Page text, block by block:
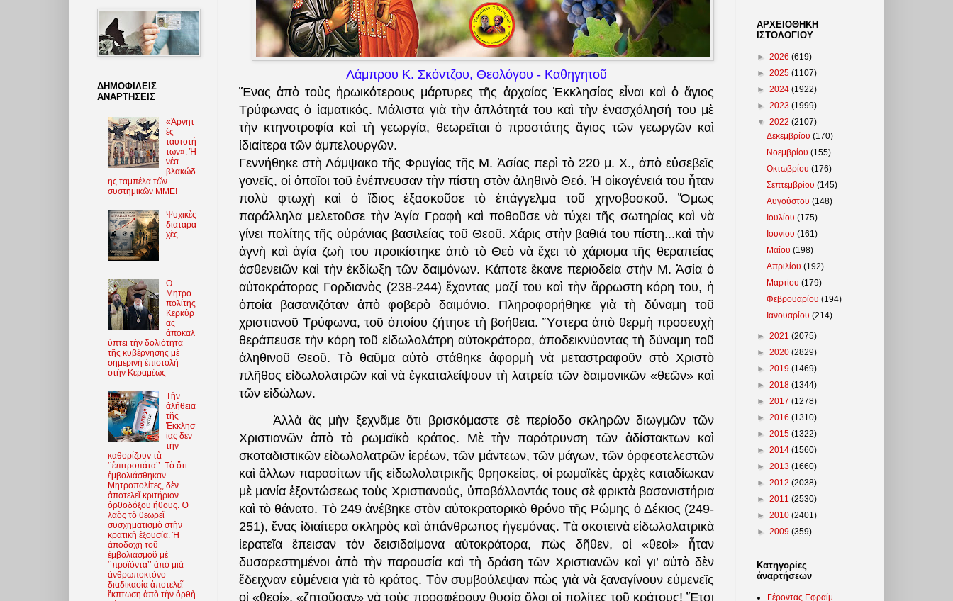
Λάμπρου Κ. Σκόντζου, Θεολόγου - Καθηγητοῦ
Ἕνας ἀπὸ τοὺς ἠρωικότερους μάρτυρες τῆς ἀρχαίας Ἐκκλησίας εἶναι καὶ ὁ ἅγιος
Τρύφωνας ὁ ἰαματικός. Μάλιστα γιὰ τὴν ἁπλότητά του καὶ τὴν ἐνασχόλησή του μὲ
τὴν κτηνοτροφία καὶ τὴ γεωργία, θεωρεῖται ὁ προστάτης ἅγιος τῶν γεωργῶν καὶ
ἰδιαίτερα τῶν ἀμπελουργῶν.
Γεννήθηκε στὴ Λάμψακο τῆς Φρυγίας τῆς Μ. Ἀσίας περὶ τὸ 220 μ. Χ., ἀπὸ εὐσεβεῖς
γονεῖς, οἱ ὁποῖοι τοῦ ἐνέπνευσαν τὴν πίστη στὸν ἀληθινὸ Θεό. Ἡ οἰκογένειά του ἦταν
πολὺ φτωχὴ καὶ ὁ ἴδιος ἐξασκοῦσε τὸ ἐπάγγελμα τοῦ χηνοβοσκοῦ. Ὅμως
παράλληλα μελετοῦσε τὴν Ἁγία Γραφὴ καὶ ποθοῦσε νὰ τύχει τῆς σωτηρίας καὶ νὰ
γίνει πολίτης τῆς οὐράνιας βασιλείας τοῦ Θεοῦ. Χάρις στὴν βαθιά του πίστη...καὶ τὴν
ἁγνὴ καὶ ἁγία ζωὴ του προικίστηκε ἀπὸ τὸ Θεὸ νὰ ἔχει τὸ χάρισμα τῆς θεραπείας
ἀσθενειῶν καὶ τὴν ἐκδίωξη τῶν δαιμόνων. Κάποτε ἔκανε περιοδεία στὴν Μ. Ἀσία ὁ
αὐτοκράτορας Γορδιανὸς (238-244) ἔχοντας μαζί του καὶ τὴν ἄρρωστη κόρη του, ἡ
ὁποία βασανιζόταν ἀπὸ φοβερὸ δαιμόνιο. Πληροφορήθηκε γιὰ τὴ δύναμη τοῦ
χριστιανοῦ Τρύφωνα, τοῦ ὁποίου ζήτησε τὴ βοήθεια. Ὕστερα ἀπὸ θερμὴ προσευχὴ
θεράπευσε τὴν κόρη τοῦ εἰδωλολάτρη αὐτοκράτορα, ἀποδεικνύοντας τὴ δύναμη τοῦ
ἀληθινοῦ Θεοῦ. Τὸ θαῦμα αὐτὸ στάθηκε ἀφορμὴ νὰ μεταστραφοῦν στὸ Χριστὸ
πλῆθος εἰδωλολατρῶν καὶ νὰ ἐγκαταλείψουν τὴ λατρεία τῶν δαιμονικῶν «θεῶν» καὶ
τῶν εἰδώλων.
Ἀλλὰ ἂς μὴν ξεχνᾶμε ὅτι βρισκόμαστε σὲ περίοδο σκληρῶν διωγμῶν τῶν
Χριστιανῶν ἀπὸ τὸ ρωμαϊκὸ κράτος. Μὲ τὴν παρότρυνση τῶν ἀδίστακτων καὶ
σκοταδιστικῶν εἰδωλολατρῶν ἱερέων, τῶν μάντεων, τῶν μάγων, τῶν ὀρφεοτελεστῶν
καὶ ἄλλων παρασίτων τῆς εἰδωλολατρικῆς θρησκείας, οἱ ρωμαϊκὲς ἀρχὲς καταδίωκαν
μὲ μανία ἐξοντώσεως τοὺς Χριστιανούς, ὑποβάλλοντάς τους σὲ φρικτὰ βασανιστήρια
καὶ τὸ θάνατο. Τὸ 249 ἀνέβηκε στὸν αὐτοκρατορικὸ θρόνο τῆς Ρώμης ὁ Δέκιος (249-
251), ἕνας ἰδιαίτερα σκληρὸς καὶ ἀπάνθρωπος ἡγεμόνας. Τὰ σκοτεινὰ εἰδωλολατρικὰ
ἱερατεῖα ἔπεισαν τὸν δεισιδαίμονα αὐτοκράτορα, πὼς δῆθεν, οἱ «θεοὶ» ἦταν
δυσαρεστημένοι ἀπὸ τὴν παρουσία καὶ τὴ δράση τῶν Χριστιανῶν καὶ γι’ αὐτὸ δὲν
ἔδειχναν εὐμένεια γιὰ τὸ κράτος. Τὸν συμβούλεψαν πὼς γιὰ νὰ ξαναγίνουν εὐμενεῖς
οἱ «θεοί», «ζητοῦσαν» νὰ τοὺς προσφέρουν θυσία ὅλοι οἱ πολίτες τοῦ κράτους! Ἔτσι
ΔΗΜΟΦΙΛΕΙΣ
ΑΝΑΡΤΗΣΕΙΣ
«Ἀρνητ
ὲς
ταυτοτή
των»: Ἡ
νέα
βλακώδ
ης ταμπέλα τῶν
συστημικῶν ΜΜΕ!
Ψυχικὲς
διαταρα
χὲς
O
Μητρο
πολίτης
Κερκύρ
ας
ἀποκαλ
ύπτει τὴν δολιότητα
τῆς κυβέρνησης μὲ
σημερινὴ ἐπιστολὴ
στὴν Κεραμέως
Τὴν
ἀλήθεια
τῆς
Ἐκκλησ
ίας δὲν
τὴν
καθορίζουν τὰ
‘’ἐπιτροπάτα’’. Τὸ ὅτι
ἐμβολιάσθηκαν
Μητροπολίτες, δὲν
ἀποτελεῖ κριτήριον
ὀρθοδόξου ἤθους. Ὁ
λαὸς τὸ θεωρεῖ
συσχηματισμὸ στὴν
κρατικὴ ἐξουσία. Ἡ
ἀποδοχὴ τοῦ
ἐμβολιασμοῦ μὲ
‘’προϊόντα’’ ἀπὸ μιὰ
ἀνθρωποκτόνο
διαδικασία ἀποτελεῖ
ἔκπτωση ἀπὸ τὴν ὀρθὴ
ΑΡΧΕΙΟΘΗΚΗ
ΙΣΤΟΛΟΓΙΟΥ
► 2026 (619)
► 2025 (1107)
► 2024 (1922)
► 2023 (1999)
▼ 2022 (2107)
Δεκεμβρίου(170)
Νοεμβρίου(155)
Οκτωβρίου(176)
Σεπτεμβρίου(145)
Αυγούστου(148)
Ιουλίου(175)
Ιουνίου(161)
Μαΐου(198)
Απριλίου(192)
Μαρτίου(179)
Φεβρουαρίου(194)
Ιανουαρίου(214)
► 2021 (2075)
► 2020 (2829)
► 2019 (1469)
► 2018 (1344)
► 2017 (1278)
► 2016 (1310)
► 2015 (1322)
► 2014 (1560)
► 2013 (1660)
► 2012 (2038)
► 2011 (2530)
► 2010 (2401)
► 2009 (359)
Κατηγορίες
ἀναρτήσεων
Γέροντας Εφραίμ